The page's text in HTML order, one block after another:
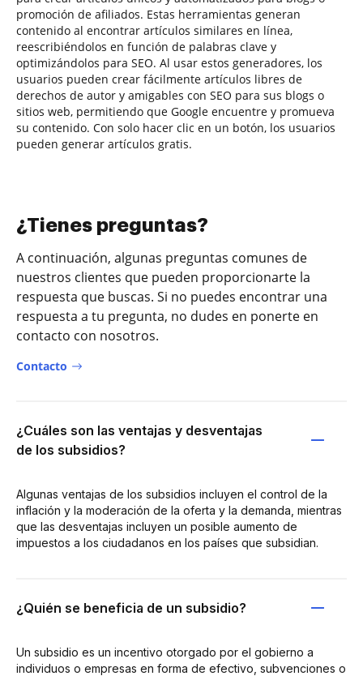
promoción de afiliados. Estas herramientas generan
contenido al encontrar artículos similares en línea,
reescribiéndolos en función de palabras clave y
optimizándolos para SEO. Al usar estos generadores, los
usuarios pueden crear fácilmente artículos libres de
derechos de autor y amigables con SEO para sus blogs o
sitios web, permitiendo que Google encuentre y promueva
su contenido. Con solo hacer clic en un botón, los usuarios
pueden generar artículos gratis.
¿Tienes preguntas?
A continuación, algunas preguntas comunes de
nuestros clientes que pueden proporcionarte la
respuesta que buscas. Si no puedes encontrar una
respuesta a tu pregunta, no dudes en ponerte en
contacto con nosotros.
Contacto
¿Cuáles son las ventajas y desventajas
de los subsidios?
Algunas ventajas de los subsidios incluyen el control de la
inflación y la moderación de la oferta y la demanda, mientras
que las desventajas incluyen un posible aumento de
impuestos a los ciudadanos en los países que subsidian.
¿Quién se beneficia de un subsidio?
Un subsidio es un incentivo otorgado por el gobierno a
individuos o empresas en forma de efectivo, subvenciones o